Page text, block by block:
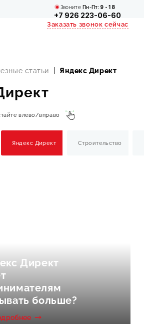
Звоните Пн-Пт: 9 - 18
+7 926 223-06-60
Заказать звонок сейчас
статьи Яндекс Директ
влево/вправо
Яндекс Директ Строительство
Директ
больше?